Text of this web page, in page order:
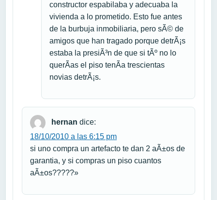
constructor espabilaba y adecuaba la
vivienda a lo prometido. Esto fue antes
de la burbuja inmobiliaria, pero sÃ© de
amigos que han tragado porque detrÃ¡s
estaba la presiÃ³n de que si tÃº no lo
querÃ­as el piso tenÃ­a trescientas
novias detrÃ¡s.
hernan dice:
18/10/2010 a las 6:15 pm
si uno compra un artefacto te dan 2 aÃ±os de
garantia, y si compras un piso cuantos
aÃ±os?????»